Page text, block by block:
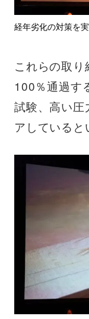
経年劣化の対策を
これらの取
100％通過す
試験、高い圧
アしていると